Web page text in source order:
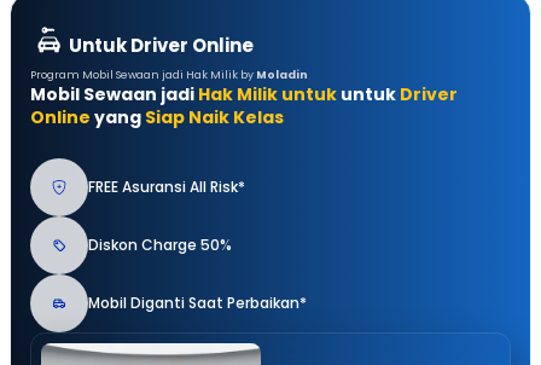
Untuk Driver Online
Program Mobil Sewaan jadi Hak Milik by Moladin
Mobil Sewaan jadi Hak Milik untuk untuk Driver
Online yang Siap Naik Kelas
FREE Asuransi All Risk*
Diskon Charge 50%
Mobil Diganti Saat Perbaikan*